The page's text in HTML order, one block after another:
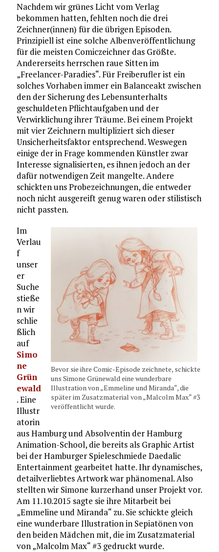
Nachdem wir grünes Licht vom Verlag
bekommen hatten, fehlten noch die drei
Zeichner(innen) für die übrigen Episoden.
Prinzipiell ist eine solche Albenveröffentlichung
für die meisten Comiczeichner das Größte.
Andererseits herrschen raue Sitten im
„Freelancer-Paradies“. Für Freiberufler ist ein
solches Vorhaben immer ein Balanceakt zwischen
den der Sicherung des Lebensunterhalts
geschuldeten Pflichtaufgaben und der
Verwirklichung ihrer Träume. Bei einem Projekt
mit vier Zeichnern multipliziert sich dieser
Unsicherheitsfaktor entsprechend. Weswegen
einige der in Frage kommenden Künstler zwar
Interesse signalisierten, es ihnen jedoch an der
dafür notwendigen Zeit mangelte. Andere
schickten uns Probezeichnungen, die entweder
noch nicht ausgereift genug waren oder stilistisch
nicht passten.
Bevor sie ihre Comic-Episode zeichnete, schickte
uns Simone Grünewald eine wunderbare
Illustration von „Emmeline und Miranda“, die
später im Zusatzmaterial von „Malcolm Max“ #3
veröffentlicht wurde.
Im
Verlau
f
unser
er
Suche
stieße
n wir
schlie
ßlich
auf
Simo
ne
Grün
ewald
. Eine
Illustr
atorin
aus Hamburg und Absolventin der Hamburg
Animation-School, die bereits als Graphic Artist
bei der Hamburger Spieleschmiede Daedalic
Entertainment gearbeitet hatte. Ihr dynamisches,
detailverliebtes Artwork war phänomenal. Also
stellten wir Simone kurzerhand unser Projekt vor.
Am 11.10.2015 sagte sie ihre Mitarbeit bei
„Emmeline und Miranda“ zu. Sie schickte gleich
eine wunderbare Illustration in Sepiatönen von
den beiden Mädchen mit, die im Zusatzmaterial
von „Malcolm Max“ #3 gedruckt wurde.